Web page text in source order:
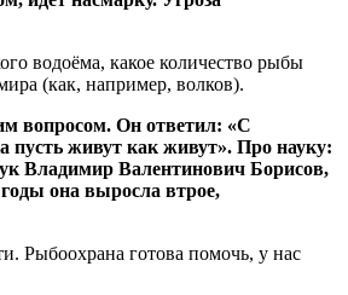
водоёма, какое количество рыбы
(как, например, волков).
вопросом. Он ответил: «С
пусть живут как живут». Про науку:
Владимир Валентинович Борисов,
она выросла втрое,
Рыбоохрана готова помочь, у нас